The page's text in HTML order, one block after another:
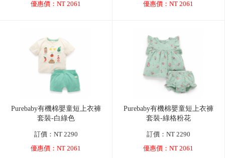
品牌故事
客服專區
優惠價：NT 2061
優惠價：NT 2061
Purebaby有機棉嬰童短上衣褲
套裝-白綠色
訂價：NT 2290
優惠價：NT 2061
Purebaby有機棉嬰童短上衣褲
套裝-綠格粉花
訂價：NT 2290
優惠價：NT 2061